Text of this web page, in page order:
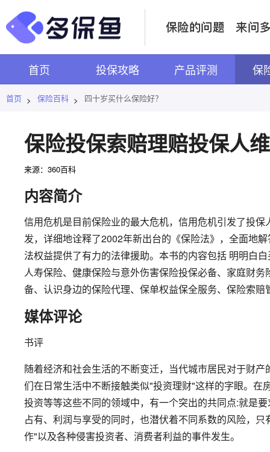
首页 投保攻略 产品评测 保
首页 > 保险百科 > 四十岁买什么保险好？
保险投保索赔理赔投保人
来源：360百科
内容简介
信用危机是目前保险业的最大危机，信用危机引发了投
发，详细地诠释了2002年新出台的《保险法》，全面地
法权益提供了有力的法律援助。本书的内容包括 明明白
人寿保险、健康保险与意外伤害保险投保必备、家庭财
备、认识身边的保险代理、保单权益保全服务、保险索赔
媒体评论
书评
随着经济和社会生活的不断变迁，当代城市居民对于财
们在日常生活中不断接触类似"投资理财"这样的字眼。
投资等等这些不同的领域中，有一个突出的共同点:就是
占有、利润与享受的同时，也潜伏着不同系数的风险，
作"以及各种侵害投资者、消费者利益的事件发生。